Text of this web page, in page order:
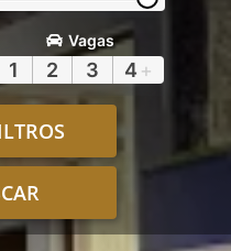
Vagas
1 2 3 4 +